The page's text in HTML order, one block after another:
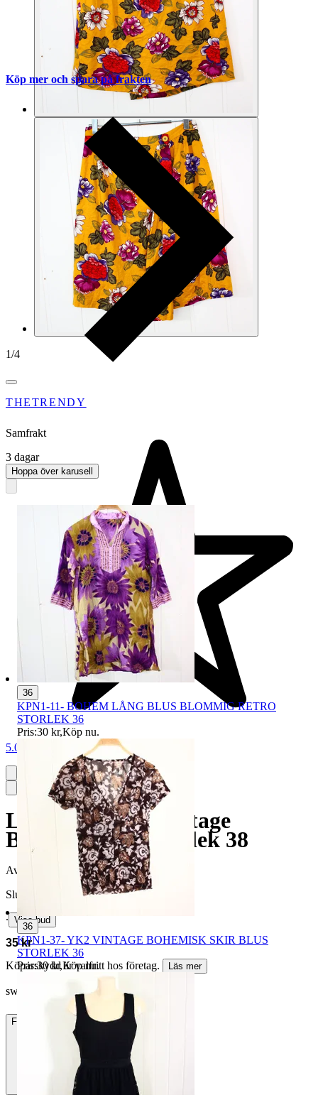
1/4
THETRENDY
5.0
Luisa Spagnoli Vintage
Blommig Kjol Storlek 38
Avslutad
31 jul 18:35
Slutpris
∙ Visa bud
35 kr
Köparskydd är valfritt hos företag.
Läs mer
sweet susie vann auktionen
Frakt
Köp mer och spara på frakten
Samfrakt
3 dagar
Hoppa över karusell
36
KPN1-11- BOHEM LÅNG BLUS BLOMMIG RETRO
STORLEK 36
Pris:30 kr,Köp nu.
36
KPN1-37- YK2 VINTAGE BOHEMISK SKIR BLUS
STORLEK 36
Pris:30 kr,Köp nu.